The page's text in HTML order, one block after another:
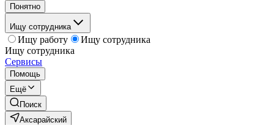
Понятно
Ищу сотрудника
Ищу работу
Ищу сотрудника
Ищу сотрудника
Сервисы
Помощь
Ещё
Поиск
Аксарайский